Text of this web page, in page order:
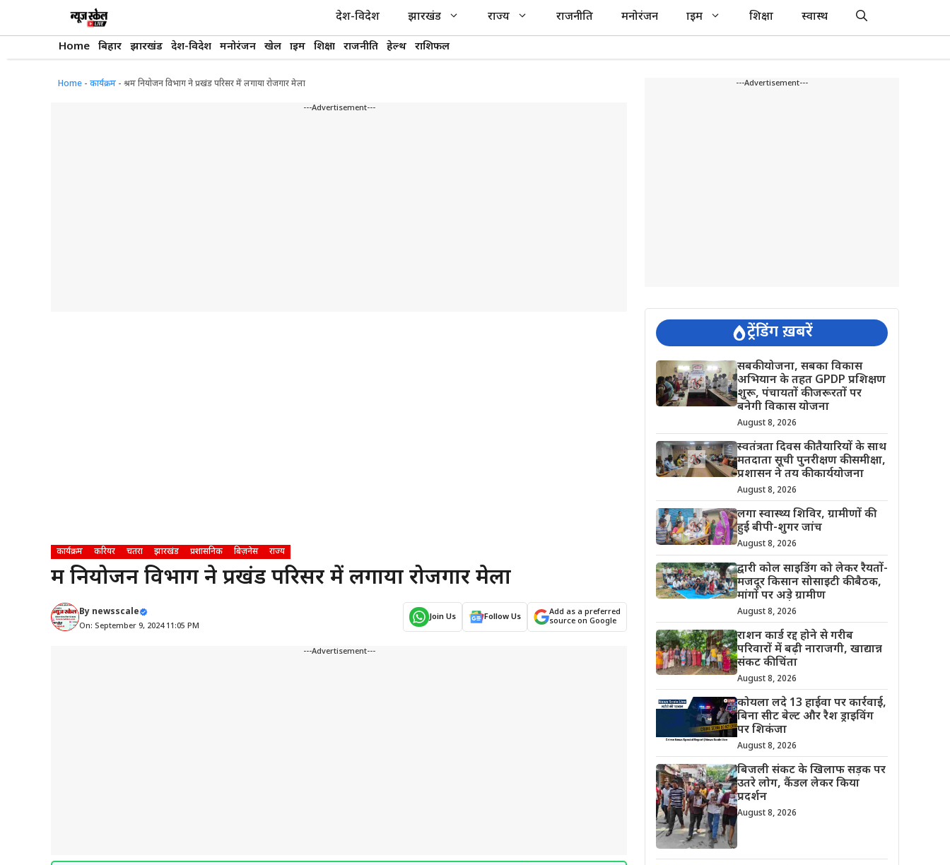
देश-विदेश झारखंड राज्य राजनीति मनोरंजन क्राइम शिक्षा स्वास्थ
Home बिहार झारखंड देश-विदेश मनोरंजन खेल क्राइम शिक्षा राजनीति हेल्थ राशिफल
Home - कार्यक्रम - श्रम नियोजन विभाग ने प्रखंड परिसर में लगाया रोजगार मेला
---Advertisement---
कार्यक्रम करियर चतरा झारखंड प्रशासनिक बिज़नेस राज्य
श्रम नियोजन विभाग ने प्रखंड परिसर में लगाया रोजगार मेला
By newsscale
On: September 9, 2024 11:05 PM
Join Us Follow Us
Add as a preferred
source on Google
---Advertisement---
---Advertisement---
ट्रेंडिंग ख़बरें
सबकी योजना, सबका विकास
अभियान के तहत GPDP प्रशिक्षण
शुरू, पंचायतों की जरूरतों पर
बनेगी विकास योजना
August 8, 2026
स्वतंत्रता दिवस की तैयारियों के साथ
मतदाता सूची पुनरीक्षण की समीक्षा,
प्रशासन ने तय की कार्ययोजना
August 8, 2026
लगा स्वास्थ्य शिविर, ग्रामीणों की
हुई बीपी-शुगर जांच
August 8, 2026
द्वारी कोल साइडिंग को लेकर रैयतों-
मजदूर किसान सोसाइटी की बैठक,
मांगों पर अड़े ग्रामीण
August 8, 2026
राशन कार्ड रद्द होने से गरीब
परिवारों में बढ़ी नाराजगी, खाद्यान्न
संकट की चिंता
August 8, 2026
कोयला लदे 13 हाईवा पर कार्रवाई,
बिना सीट बेल्ट और रैश ड्राइविंग
पर शिकंजा
August 8, 2026
बिजली संकट के खिलाफ सड़क पर
उतरे लोग, कैंडल लेकर किया
प्रदर्शन
August 8, 2026